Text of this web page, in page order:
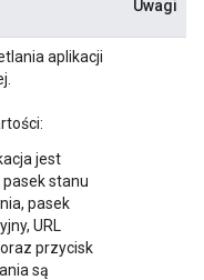
Uwagi
aplikacji
jest
stanu
pasek
URL
przycisk
są